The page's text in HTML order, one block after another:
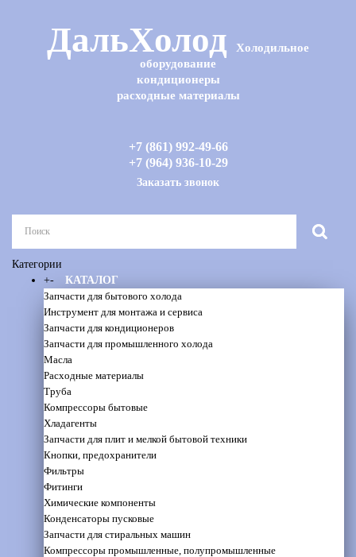
ДальХолод
Холодильное
оборудование
кондиционеры
расходные материалы
+7 (861) 992-49-66
+7 (964) 936-10-29
Заказать звонок
Категории
+-
КАТАЛОГ
Запчасти для бытового холода
Инструмент для монтажа и сервиса
Запчасти для кондиционеров
Запчасти для промышленного холода
Масла
Расходные материалы
Труба
Компрессоры бытовые
Хладагенты
Запчасти для плит и мелкой бытовой техники
Кнопки, предохранители
Фильтры
Фитинги
Химические компоненты
Конденсаторы пусковые
Запчасти для стиральных машин
Компрессоры промышленные, полупромышленные